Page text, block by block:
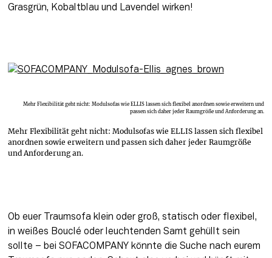
Grasgrün, Kobaltblau und Lavendel wirken!
Mehr Flexibilität geht nicht: Modulsofas wie ELLIS lassen sich flexibel anordnen sowie erweitern und
passen sich daher jeder Raumgröße und Anforderung an.
Mehr Flexibilität geht nicht: Modulsofas wie ELLIS lassen sich flexibel
anordnen sowie erweitern und passen sich daher jeder Raumgröße
und Anforderung an.
Ob euer Traumsofa klein oder groß, statisch oder flexibel,
in weißes Bouclé oder leuchtenden Samt gehüllt sein
sollte – bei SOFACOMPANY könnte die Suche nach eurem